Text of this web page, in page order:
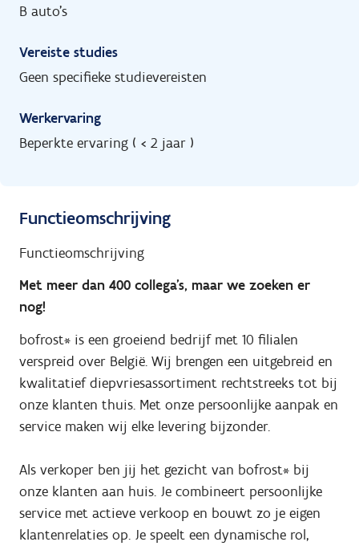
B auto's
Vereiste studies
Geen specifieke studievereisten
Werkervaring
Beperkte ervaring ( < 2 jaar )
Functieomschrijving
Functieomschrijving
Met meer dan 400 collega’s, maar we zoeken er
nog!
bofrost* is een groeiend bedrijf met 10 filialen
verspreid over België. Wij brengen een uitgebreid en
kwalitatief diepvriesassortiment rechtstreeks tot bij
onze klanten thuis. Met onze persoonlijke aanpak en
service maken wij elke levering bijzonder.
Als verkoper ben jij het gezicht van bofrost* bij
onze klanten aan huis. Je combineert persoonlijke
service met actieve verkoop en bouwt zo je eigen
klantenrelaties op. Je speelt een dynamische rol,